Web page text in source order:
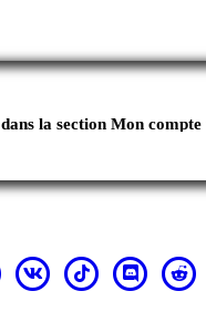
la section Mon